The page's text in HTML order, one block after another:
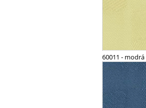
60011 - modrá